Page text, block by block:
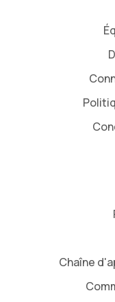
Chaîne